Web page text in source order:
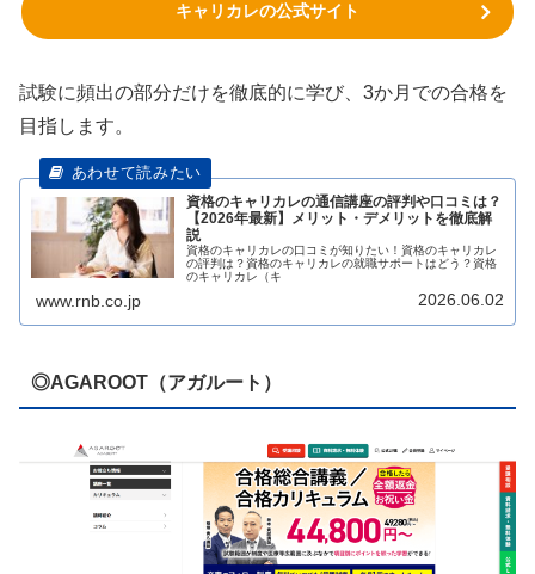
キャリカレの公式サイト
試験に頻出の部分だけを徹底的に学び、3か月での合格を
目指します。
資格のキャリカレの通信講座の評判や口コミは？
【2026年最新】メリット・デメリットを徹底解
説
資格のキャリカレの口コミが知りたい！資格のキャリカレ
の評判は？資格のキャリカレの就職サポートはどう？資格
のキャリカレ（キ
www.rnb.co.jp 2026.06.02
◎AGAROOT（アガルート）